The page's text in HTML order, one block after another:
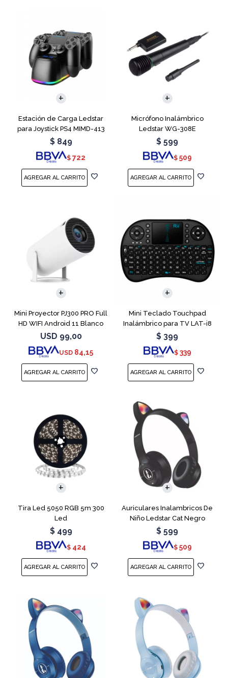
Estación de Carga Ledstar
para Joystick PS4 MIMD-413
RGB
$ 849
$ 722
Micrófono Inalámbrico
Ledstar WG-308E
$ 599
$ 509
Mini Proyector PJ300 PRO Full
HD WIFI Android 11 Blanco
USD 99,00
USD 84,15
Mini Teclado Touchpad
Inalámbrico para TV LAT-i8
$ 399
$ 339
Tira Led 5050 RGB 5m 300
Led
$ 499
$ 424
Auriculares Inalambricos De
Niño Ledstar Cat Negro
$ 599
$ 509